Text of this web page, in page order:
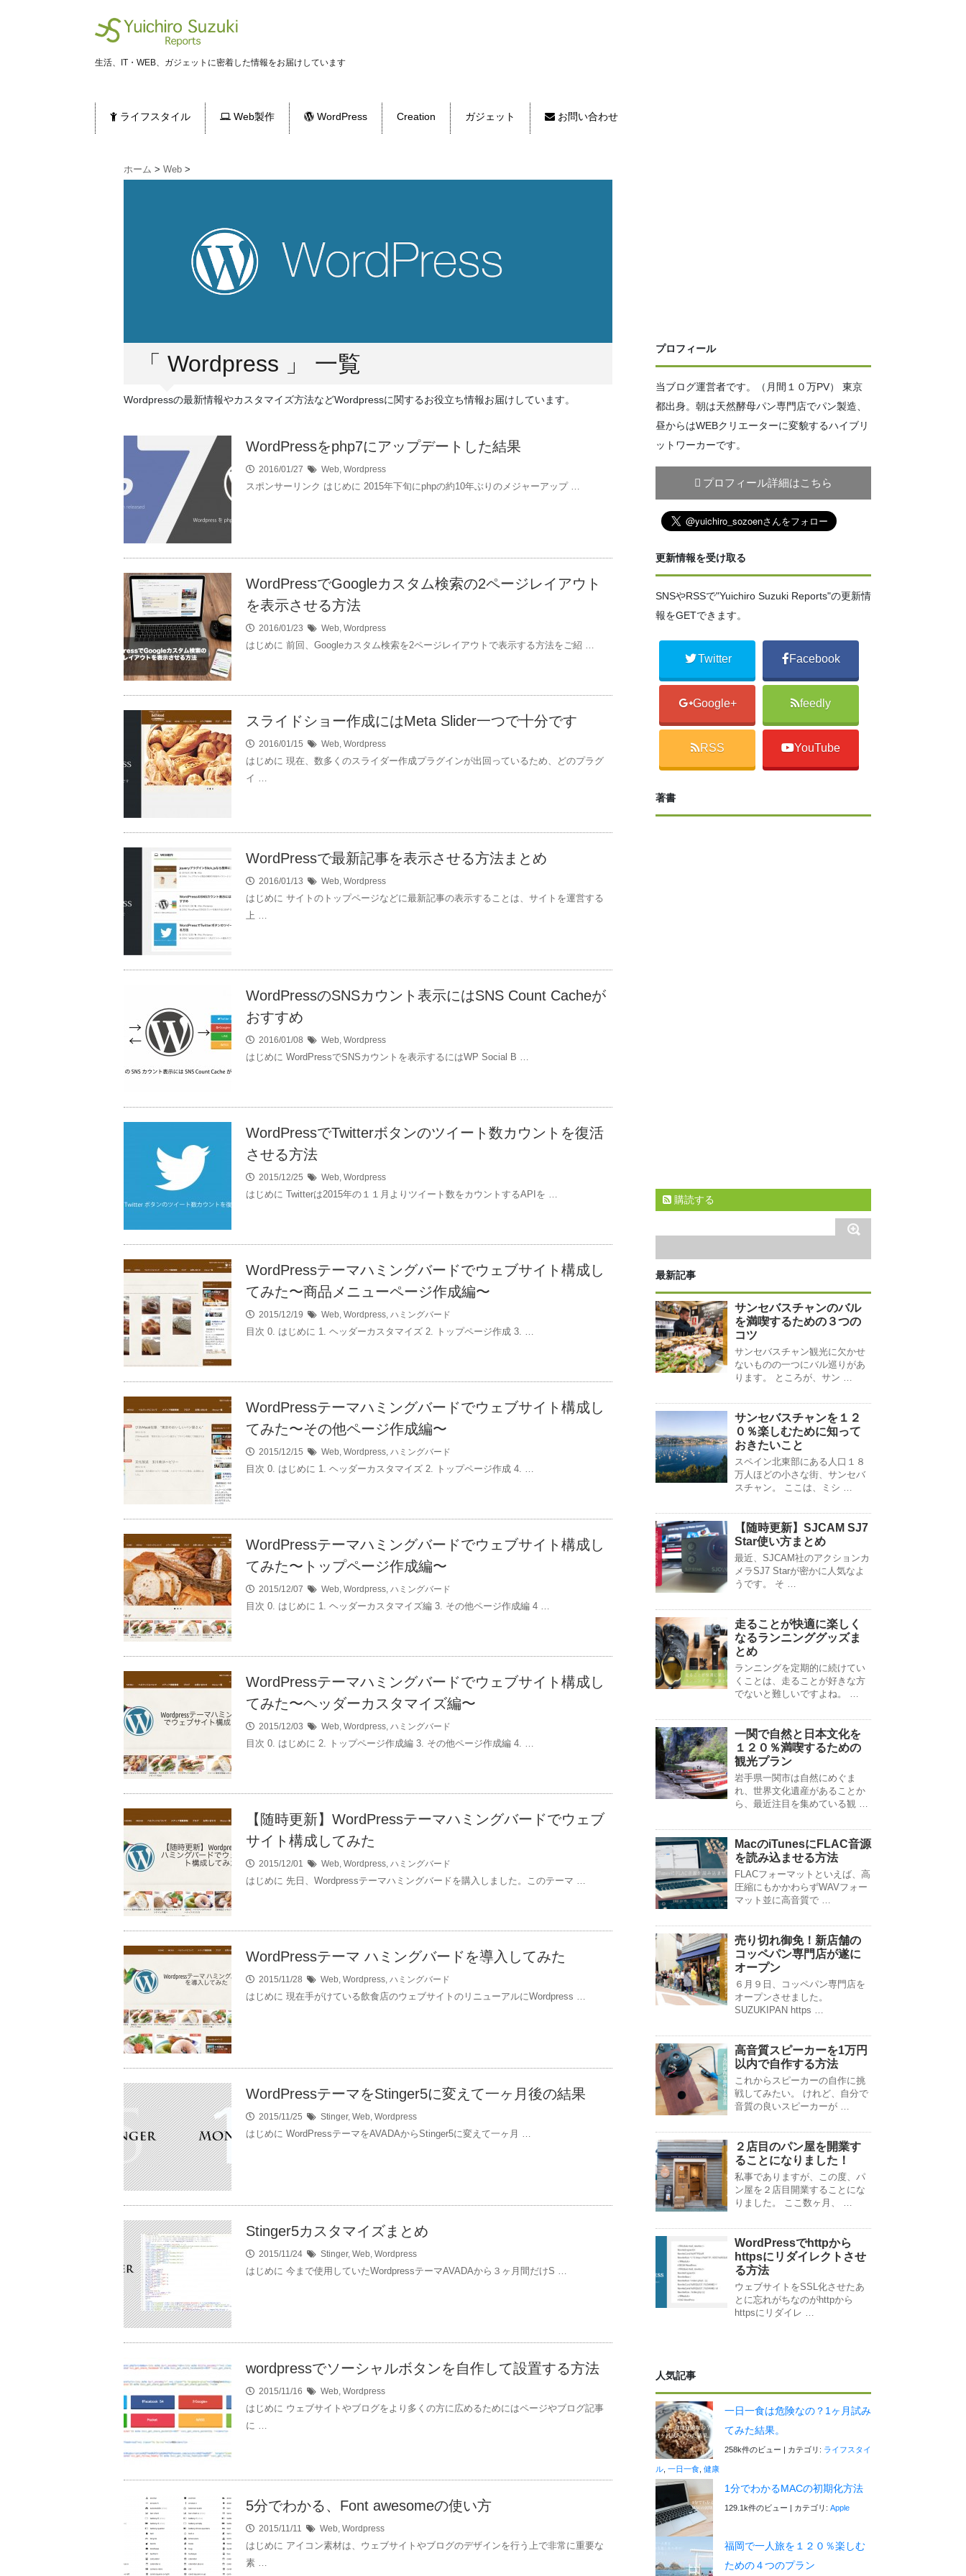
生活、IT・WEB、ガジェットに密着した情報をお届けしています
ライフスタイル Web製作 WordPress Creation ガジェット お問い合わせ
ホーム > Web >
「 Wordpress 」 一覧
Wordpressの最新情報やカスタマイズ方法などWordpressに関するお役立ち情報お届けしています。
WordPressをphp7にアップデートした結果
2016/01/27 Web Wordpress
スポンサーリンク はじめに 2015年下旬にphpの約10年ぶりのメジャーアップ …
WordPressでGoogleカスタム検索の2ページレイアウト
を表示させる方法
2016/01/23 Web Wordpress
はじめに 前回、Googleカスタム検索を2ページレイアウトで表示する方法をご紹 …
スライドショー作成にはMeta Slider一つで十分です
2016/01/15 Web Wordpress
はじめに 現在、数多くのスライダー作成プラグインが出回っているため、どのプラグ
イ …
WordPressで最新記事を表示させる方法まとめ
2016/01/13 Web Wordpress
はじめに サイトのトップページなどに最新記事の表示することは、サイトを運営する
上 …
WordPressのSNSカウント表示にはSNS Count Cacheが
おすすめ
2016/01/08 Web Wordpress
はじめに WordPressでSNSカウントを表示するにはWP Social B …
WordPressでTwitterボタンのツイート数カウントを復活
させる方法
2015/12/25 Web Wordpress
はじめに Twitterは2015年の１１月よりツイート数をカウントするAPIを …
WordPressテーマハミングバードでウェブサイト構成し
てみた〜商品メニューページ作成編〜
2015/12/19 Web Wordpress ハミングバード
目次 0. はじめに 1. ヘッダーカスタマイズ 2. トップページ作成 3. …
WordPressテーマハミングバードでウェブサイト構成し
てみた〜その他ページ作成編〜
2015/12/15 Web Wordpress ハミングバード
目次 0. はじめに 1. ヘッダーカスタマイズ 2. トップページ作成 4. …
WordPressテーマハミングバードでウェブサイト構成し
てみた〜トップページ作成編〜
2015/12/07 Web Wordpress ハミングバード
目次 0. はじめに 1. ヘッダーカスタマイズ編 3. その他ページ作成編 4 …
WordPressテーマハミングバードでウェブサイト構成し
てみた〜ヘッダーカスタマイズ編〜
2015/12/03 Web Wordpress ハミングバード
目次 0. はじめに 2. トップページ作成編 3. その他ページ作成編 4. …
【随時更新】WordPressテーマハミングバードでウェブ
サイト構成してみた
2015/12/01 Web Wordpress ハミングバード
はじめに 先日、Wordpressテーマハミングバードを購入しました。このテーマ …
WordPressテーマ ハミングバードを導入してみた
2015/11/28 Web Wordpress ハミングバード
はじめに 現在手がけている飲食店のウェブサイトのリニューアルにWordpress …
WordPressテーマをStinger5に変えて一ヶ月後の結果
2015/11/25 Stinger, Web Wordpress
はじめに WordPressテーマをAVADAからStinger5に変えて一ヶ月 …
Stinger5カスタマイズまとめ
2015/11/24 Stinger, Web Wordpress
はじめに 今まで使用していたWordpressテーマAVADAから３ヶ月間だけS …
wordpressでソーシャルボタンを自作して設置する方法
2015/11/16 Web Wordpress
はじめに ウェブサイトやブログをより多くの方に広めるためにはページやブログ記事
に …
5分でわかる、Font awesomeの使い方
2015/11/11 Web Wordpress
はじめに アイコン素材は、ウェブサイトやブログのデザインを行う上で非常に重要な
素 …
プロフィール
当ブログ運営者です。（月間１０万PV） 東京
都出身。朝は天然酵母パン専門店でパン製造、
昼からはWEBクリエーターに変貌するハイブリ
ットワーカーです。
プロフィール詳細はこちら
更新情報を受け取る
SNSやRSSで"Yuichiro Suzuki Reports"の更新情
報をGETできます。
Twitter Facebook
Google+ feedly
RSS YouTube
著書
購読する
最新記事
サンセバスチャンのバル
を満喫するための３つの
コツ
サンセバスチャン観光に欠かせ
ないものの一つにバル巡りがあ
ります。 ところが、サン …
サンセバスチャンを１２
０％楽しむために知って
おきたいこと
スペイン北東部にある人口１８
万人ほどの小さな街、サンセバ
スチャン。 ここは、ミシ …
【随時更新】SJCAM SJ7
Star使い方まとめ
最近、SJCAM社のアクションカ
メラSJ7 Starが密かに人気なよ
うです。 そ …
走ることが快適に楽しく
なるランニンググッズま
とめ
ランニングを定期的に続けてい
くことは、走ることが好きな方
でないと難しいですよね。 …
一関で自然と日本文化を
１２０％満喫するための
観光プラン
岩手県一関市は自然にめぐま
れ、世界文化遺産があることか
ら、最近注目を集めている観 …
MacのiTunesにFLAC音源
を読み込ませる方法
FLACフォーマットといえば、高
圧縮にもかかわらずWAVフォー
マット並に高音質で …
売り切れ御免！新店舗の
コッペパン専門店が遂に
オープン
６月９日、コッペパン専門店を
オープンさせました。
SUZUKIPAN https …
高音質スピーカーを1万円
以内で自作する方法
これからスピーカーの自作に挑
戦してみたい。 けれど、自分で
音質の良いスピーカーが …
２店目のパン屋を開業す
ることになりました！
私事でありますが、この度、パ
ン屋を２店目開業することにな
りました。 ここ数ヶ月、 …
WordPressでhttpから
httpsにリダイレクトさせ
る方法
ウェブサイトをSSL化させたあ
とに忘れがちなのがhttpから
httpsにリダイレ …
人気記事
一日一食は危険なの？1ヶ月試み
てみた結果。
258k件のビュー | カテゴリ: ライフスタイ
ル 一日一食 健康
1分でわかるMACの初期化方法
129.1k件のビュー | カテゴリ: Apple
福岡で一人旅を１２０％楽しむ
ための４つのプラン